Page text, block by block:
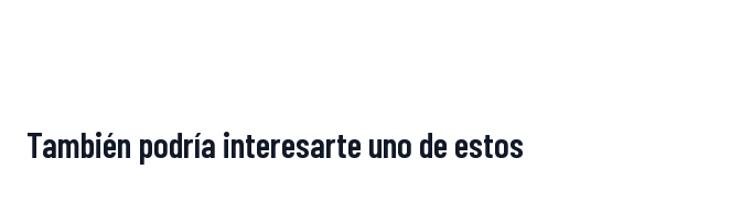
También podría interesarte uno de estos